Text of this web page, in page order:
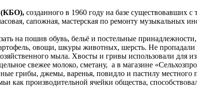
(КБО), созданного в 1960 году на базе существовавших
сапожная, мастерская по ремонту музыкальных
на пошив обувь, бельё и постельные
овощи, шкуры животных, шерсть. Не
мыла. Хвосты и гривы использовали для
свежее молоко, сметану, а в магазине
грибы, джемы, варенья, повидло и пастилу местного
как производительной ячейки общества,